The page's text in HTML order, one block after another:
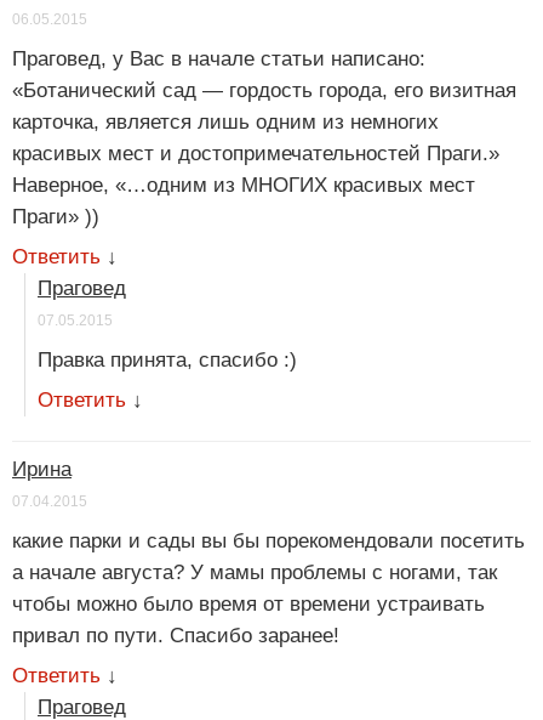
06.05.2015
Праговед, у Вас в начале статьи написано:
«Ботанический сад — гордость города, его визитная
карточка, является лишь одним из немногих
красивых мест и достопримечательностей Праги.»
Наверное, «…одним из МНОГИХ красивых мест
Праги» ))
Ответить ↓
Праговед
07.05.2015
Правка принята, спасибо :)
Ответить ↓
Ирина
07.04.2015
какие парки и сады вы бы порекомендовали посетить
а начале августа? У мамы проблемы с ногами, так
чтобы можно было время от времени устраивать
привал по пути. Спасибо заранее!
Ответить ↓
Праговед